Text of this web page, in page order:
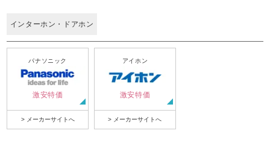
インターホン・ドアホン
パナソニック
激安特価
> メーカーサイトへ
アイホン
激安特価
> メーカーサイトへ